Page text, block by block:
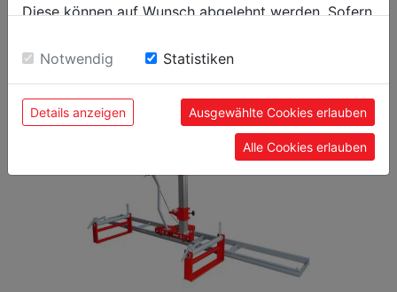
BELIEBTE PRODUKTE
Diese können auf Wunsch abgelehnt werden. Sofern
Einwilligung zu unseren Cookies.
Notwendig Statistiken
Details anzeigen Ausgewählte Cookies erlauben
Alle Cookies erlauben